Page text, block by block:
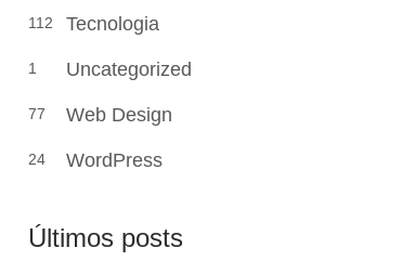
112 Tecnologia
1 Uncategorized
77 Web Design
24 WordPress
Últimos posts